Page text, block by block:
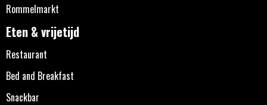
Rommelmarkt
Eten & vrijetijd
Restaurant
Bed and Breakfast
Snackbar